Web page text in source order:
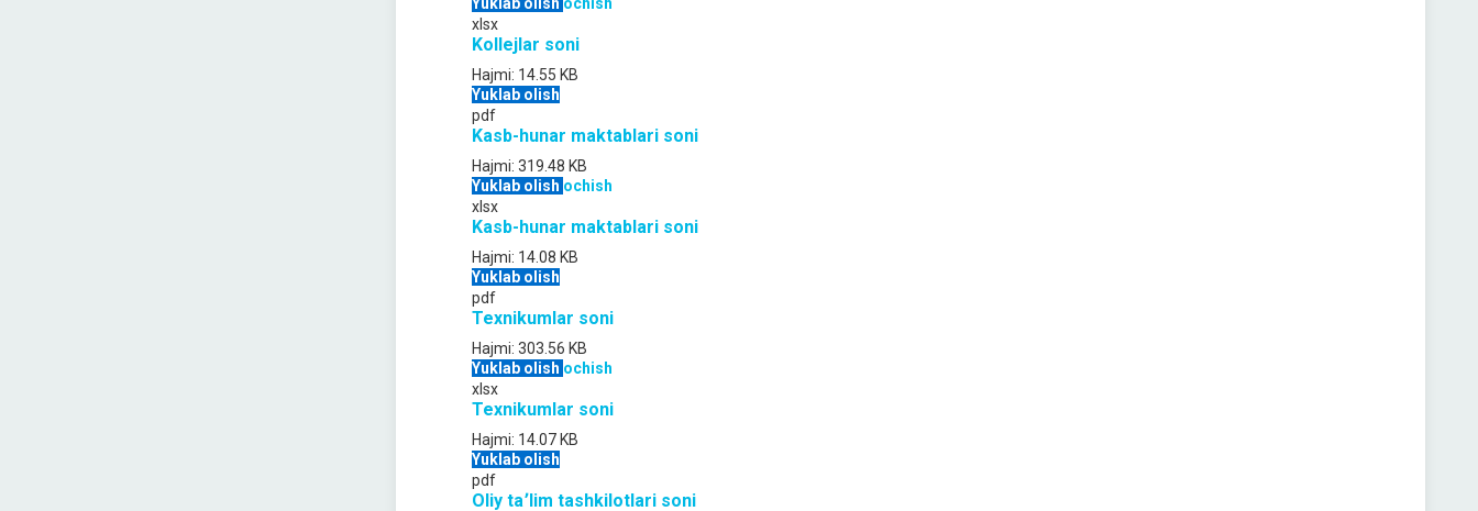
xlsx
Kollejlar soni
Hajmi: 14.55 KB
Yuklab olish
pdf
Kasb-hunar maktablari soni
Hajmi: 319.48 KB
Yuklab olish ochish
xlsx
Kasb-hunar maktablari soni
Hajmi: 14.08 KB
Yuklab olish
pdf
Texnikumlar soni
Hajmi: 303.56 KB
Yuklab olish ochish
xlsx
Texnikumlar soni
Hajmi: 14.07 KB
Yuklab olish
pdf
Oliy ta՚lim tashkilotlari soni